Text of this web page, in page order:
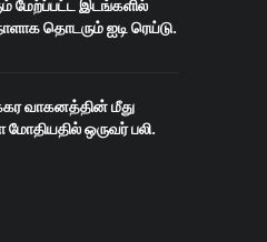
மேற்ப்பட்ட இடங்களில்
தொடரும் ஐடி ரெய்டு.
வாகனத்தின் மீது
ஒருவர் பலி.